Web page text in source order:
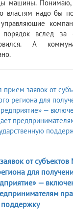
машины. Понимаю,
властям надо бы
вслед за
А
от
для
—
поддержку